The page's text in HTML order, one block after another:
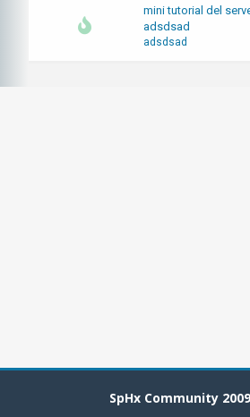
mini tutorial del
adsdsad
adsdsad
SpHx Community